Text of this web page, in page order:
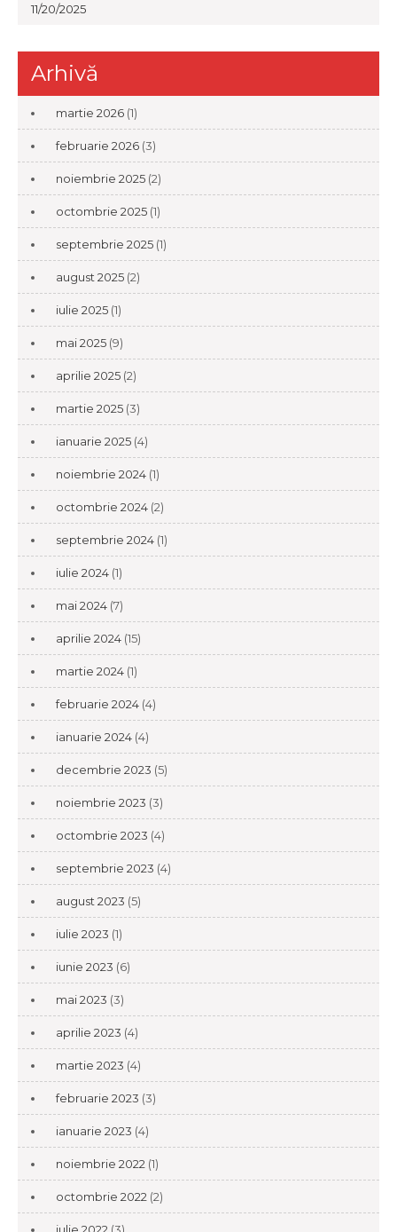
11/20/2025
Arhivă
martie 2026 (1)
februarie 2026 (3)
noiembrie 2025 (2)
octombrie 2025 (1)
septembrie 2025 (1)
august 2025 (2)
iulie 2025 (1)
mai 2025 (9)
aprilie 2025 (2)
martie 2025 (3)
ianuarie 2025 (4)
noiembrie 2024 (1)
octombrie 2024 (2)
septembrie 2024 (1)
iulie 2024 (1)
mai 2024 (7)
aprilie 2024 (15)
martie 2024 (1)
februarie 2024 (4)
ianuarie 2024 (4)
decembrie 2023 (5)
noiembrie 2023 (3)
octombrie 2023 (4)
septembrie 2023 (4)
august 2023 (5)
iulie 2023 (1)
iunie 2023 (6)
mai 2023 (3)
aprilie 2023 (4)
martie 2023 (4)
februarie 2023 (3)
ianuarie 2023 (4)
noiembrie 2022 (1)
octombrie 2022 (2)